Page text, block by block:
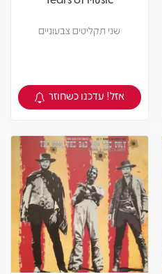
שני תקליטים צבעוניים
צפיה במוצר
אזל! עדכנו כשחוזר